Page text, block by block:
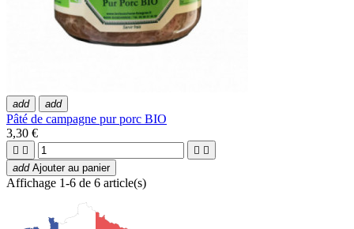
add add
Pâté de campagne pur porc BIO
3,30 €
   
add Ajouter au panier
Affichage 1-6 de 6 article(s)